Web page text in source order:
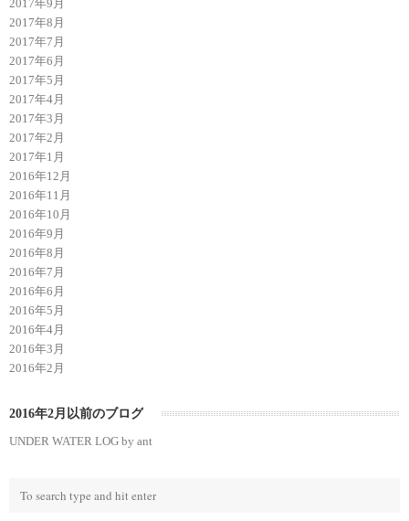
2017年9月
2017年8月
2017年7月
2017年6月
2017年5月
2017年4月
2017年3月
2017年2月
2017年1月
2016年12月
2016年11月
2016年10月
2016年9月
2016年8月
2016年7月
2016年6月
2016年5月
2016年4月
2016年3月
2016年2月
2016年2月以前のブログ
UNDER WATER LOG by ant